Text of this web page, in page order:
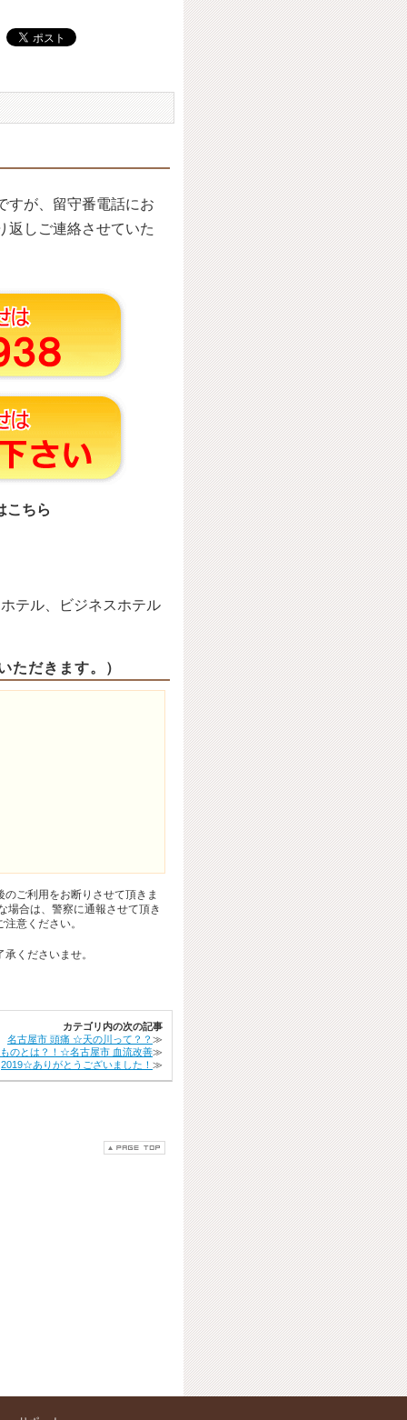
すが、留守番電話にお
返しご連絡させていた
こちら
テル、ビジネスホテル
ただきます。）
ご利用をお断りさせて頂きま
場合は、警察に通報させて頂き
意ください。
くださいませ。
カテゴリ内の次の記事
名古屋市 頭痛 ☆天の川って？？ ≫
のとは？！☆名古屋市 血流改善≫
2019☆ありがとうございました！ ≫